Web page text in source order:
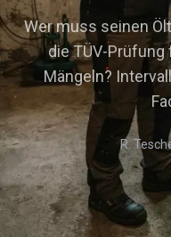
Wer muss seinen
die TÜV-
Mängeln?
R.